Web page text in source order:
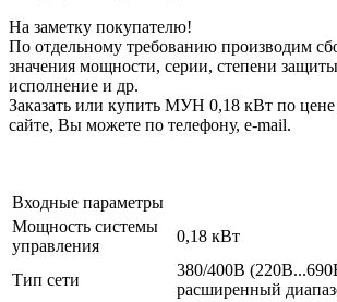
На заметку покупателю!
По отдельному требованию производим
значения мощности, серии, степени
исполнение и др.
Заказать или купить МУН 0,18 кВт по цене
сайте, Вы можете по телефону, e-mail.
Входные параметры
Мощность системы
управления
0,18 кВт
Тип сети
380/400В
расширенный